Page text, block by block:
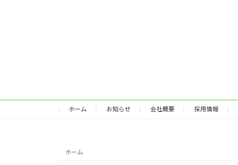
ホーム お知らせ 会社概要 採用情報
ホーム